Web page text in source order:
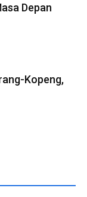
Depan
Kopeng,